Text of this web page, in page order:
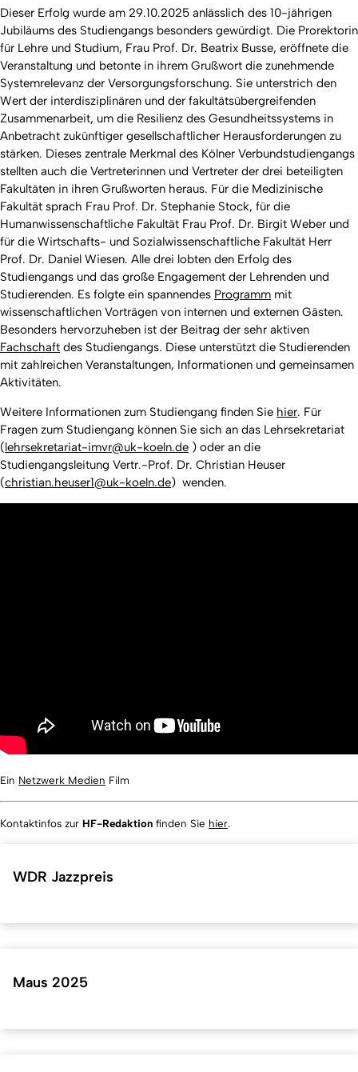
Dieser Erfolg wurde am 29.10.2025 anlässlich des 10-jährigen
Jubiläums des Studiengangs besonders gewürdigt. Die Prorektorin
für Lehre und Studium, Frau Prof. Dr. Beatrix Busse, eröffnete die
Veranstaltung und betonte in ihrem Grußwort die zunehmende
Systemrelevanz der Versorgungsforschung. Sie unterstrich den
Wert der interdisziplinären und der fakultätsübergreifenden
Zusammenarbeit, um die Resilienz des Gesundheitssystems in
Anbetracht zukünftiger gesellschaftlicher Herausforderungen zu
stärken. Dieses zentrale Merkmal des Kölner Verbundstudiengangs
stellten auch die Vertreterinnen und Vertreter der drei beteiligten
Fakultäten in ihren Grußworten heraus. Für die Medizinische
Fakultät sprach Frau Prof. Dr. Stephanie Stock, für die
Humanwissenschaftliche Fakultät Frau Prof. Dr. Birgit Weber und
für die Wirtschafts- und Sozialwissenschaftliche Fakultät Herr
Prof. Dr. Daniel Wiesen. Alle drei lobten den Erfolg des
Studiengangs und das große Engagement der Lehrenden und
Studierenden. Es folgte ein spannendes Programm mit
wissenschaftlichen Vorträgen von internen und externen Gästen.
Besonders hervorzuheben ist der Beitrag der sehr aktiven
Fachschaft des Studiengangs. Diese unterstützt die Studierenden
mit zahlreichen Veranstaltungen, Informationen und gemeinsamen
Aktivitäten.
Weitere Informationen zum Studiengang finden Sie hier. Für
Fragen zum Studiengang können Sie sich an das Lehrsekretariat
(lehrsekretariat-imvr@uk-koeln.de ) oder an die
Studiengangsleitung Vertr.-Prof. Dr. Christian Heuser
(christian.heuser1@uk-koeln.de) wenden.
Ein Netzwerk Medien Film
Kontaktinfos zur HF-Redaktion finden Sie hier.
WDR Jazzpreis
Maus 2025